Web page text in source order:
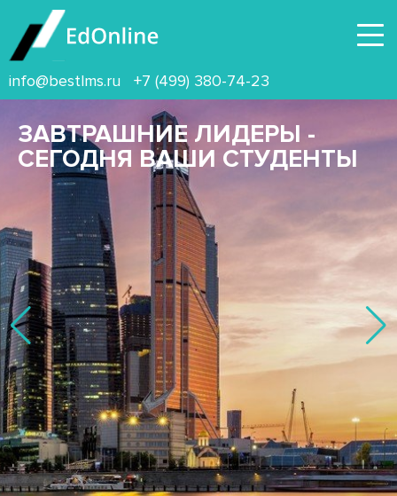
info@bestlms.ru +7 (499) 380-74-23
ЗАВТРАШНИЕ ЛИДЕРЫ -
СЕГОДНЯ ВАШИ СТУДЕНТЫ